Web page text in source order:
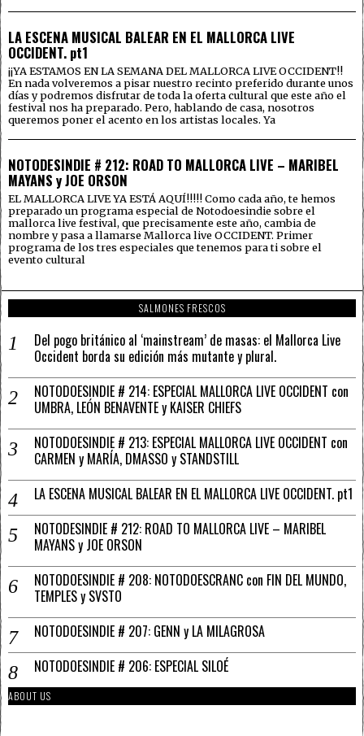
LA ESCENA MUSICAL BALEAR EN EL MALLORCA LIVE
OCCIDENT. pt1
¡¡YA ESTAMOS EN LA SEMANA DEL MALLORCA LIVE OCCIDENT!!
En nada volveremos a pisar nuestro recinto preferido durante unos
días y podremos disfrutar de toda la oferta cultural que este año el
festival nos ha preparado. Pero, hablando de casa, nosotros
queremos poner el acento en los artistas locales. Ya
NOTODESINDIE # 212: ROAD TO MALLORCA LIVE – MARIBEL
MAYANS y JOE ORSON
EL MALLORCA LIVE YA ESTÁ AQUÍ!!!!! Como cada año, te hemos
preparado un programa especial de Notodoesindie sobre el
mallorca live festival, que precisamente este año, cambia de
nombre y pasa a llamarse Mallorca live OCCIDENT. Primer
programa de los tres especiales que tenemos para ti sobre el
evento cultural
SALMONES FRESCOS
Del pogo británico al ‘mainstream’ de masas: el Mallorca Live
Occident borda su edición más mutante y plural.
NOTODOESINDIE # 214: ESPECIAL MALLORCA LIVE OCCIDENT con
UMBRA, LEÓN BENAVENTE y KAISER CHIEFS
NOTODOESINDIE # 213: ESPECIAL MALLORCA LIVE OCCIDENT con
CARMEN y MARÍA, DMASSO y STANDSTILL
LA ESCENA MUSICAL BALEAR EN EL MALLORCA LIVE OCCIDENT. pt1
NOTODESINDIE # 212: ROAD TO MALLORCA LIVE – MARIBEL
MAYANS y JOE ORSON
NOTODOESINDIE # 208: NOTODOESCRANC con FIN DEL MUNDO,
TEMPLES y SVSTO
NOTODOESINDIE # 207: GENN y LA MILAGROSA
NOTODOESINDIE # 206: ESPECIAL SILOÉ
ABOUT US